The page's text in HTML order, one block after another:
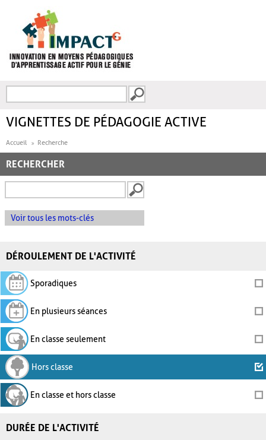
FORMULAIRE DE
VIGNETTES DE PÉDAGOGIE ACTIVE
Accueil Recherche
RECHERCHER
Voir tous les mots-clés
DÉROULEMENT DE L'ACTIVITÉ
Sporadiques
En plusieurs séances
En classe seulement
Hors classe
En classe et hors classe
DURÉE DE L'ACTIVITÉ